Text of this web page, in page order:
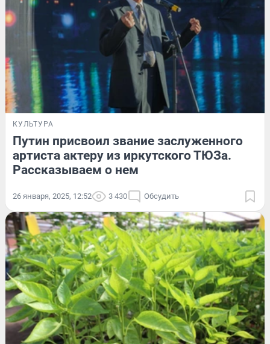
КУЛЬТУРА
Путин присвоил звание заслуженного
артиста актеру из иркутского ТЮЗа.
Рассказываем о нем
26 января, 2025, 12:52 3 430 Обсудить